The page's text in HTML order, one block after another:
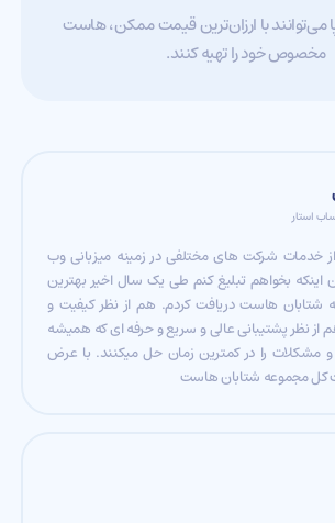
می‌توانند با ارزان‌ترین قیمت ممکن، هاست
مخصوص خود را تهیه کنند.
استار
خدمات شرکت های مختلفی در زمینه میزبانی وب
اینکه بخواهم تبلیغ کنم طی یک سال اخیر بهترین
شتابان هاست دریافت کردم. هم از نظر کیفیت و
از نظر پشتیبانی عالی و سریع و حرفه ای که همیشه
را در کمترین زمان حل میکنند. با عرض
کل مجموعه شتابان هاست